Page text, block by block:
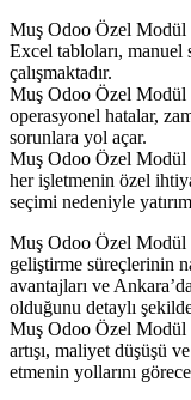
Muş Odoo Özel Modül
Excel tabloları, manuel
çalışmaktadır.
Muş Odoo Özel Modül
operasyonel hatalar,
sorunlara yol açar.
Muş Odoo Özel Modül
her işletmenin özel
seçimi nedeniyle
Muş Odoo Özel Modül
geliştirme süreçlerinin
avantajları ve
olduğunu detaylı
Muş Odoo Özel Modül
artışı, maliyet düşüşü
etmenin yollarını